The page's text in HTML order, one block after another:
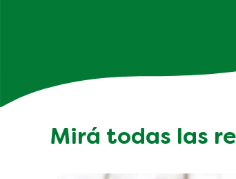
Mirá todas las